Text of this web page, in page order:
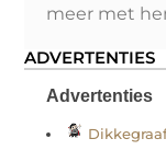
meer met
ADVERTENTIES
Advertenties